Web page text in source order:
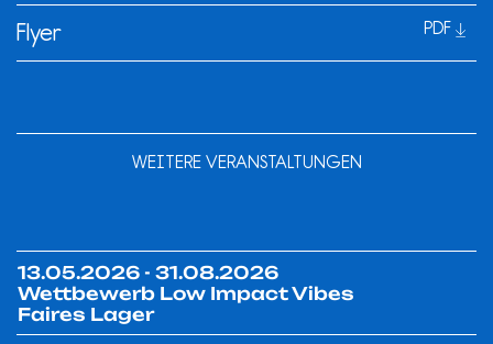
Flyer
PDF
WEITERE VERANSTALTUNGEN
13.05.2026 - 31.08.2026
Wettbewerb Low Impact Vibes
Faires Lager